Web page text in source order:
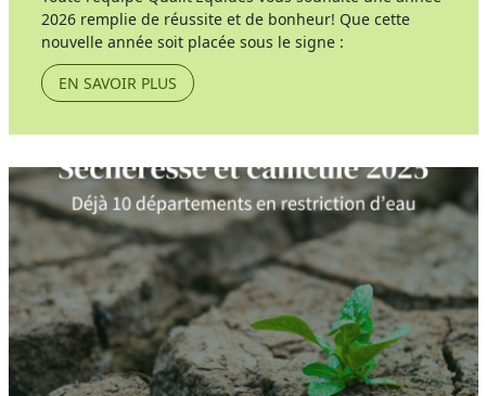
2026 remplie de réussite et de bonheur! Que cette
nouvelle année soit placée sous le signe :
EN SAVOIR PLUS